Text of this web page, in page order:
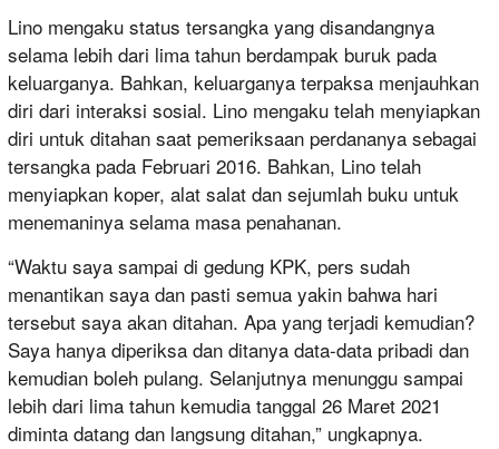
Lino mengaku status tersangka yang disandangnya
selama lebih dari lima tahun berdampak buruk pada
keluarganya. Bahkan, keluarganya terpaksa menjauhkan
diri dari interaksi sosial. Lino mengaku telah menyiapkan
diri untuk ditahan saat pemeriksaan perdananya sebagai
tersangka pada Februari 2016. Bahkan, Lino telah
menyiapkan koper, alat salat dan sejumlah buku untuk
menemaninya selama masa penahanan.
“Waktu saya sampai di gedung KPK, pers sudah
menantikan saya dan pasti semua yakin bahwa hari
tersebut saya akan ditahan. Apa yang terjadi kemudian?
Saya hanya diperiksa dan ditanya data-data pribadi dan
kemudian boleh pulang. Selanjutnya menunggu sampai
lebih dari lima tahun kemudia tanggal 26 Maret 2021
diminta datang dan langsung ditahan,” ungkapnya.